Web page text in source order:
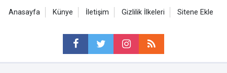
Anasayfa Künye İletişim Gizlilik İlkeleri Sitene Ekle